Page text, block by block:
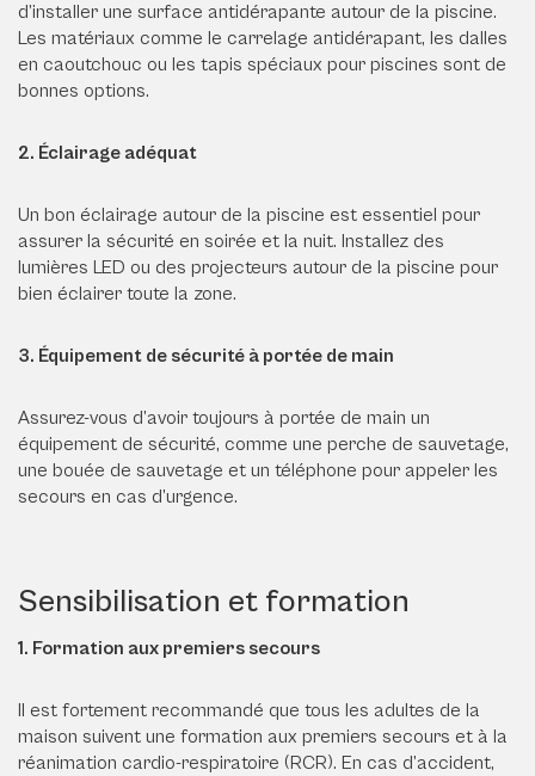
d’installer une surface antidérapante autour de la piscine.
Les matériaux comme le carrelage antidérapant, les dalles
en caoutchouc ou les tapis spéciaux pour piscines sont de
bonnes options.
2. Éclairage adéquat
Un bon éclairage autour de la piscine est essentiel pour
assurer la sécurité en soirée et la nuit. Installez des
lumières LED ou des projecteurs autour de la piscine pour
bien éclairer toute la zone.
3. Équipement de sécurité à portée de main
Assurez-vous d’avoir toujours à portée de main un
équipement de sécurité, comme une perche de sauvetage,
une bouée de sauvetage et un téléphone pour appeler les
secours en cas d’urgence.
Sensibilisation et formation
1. Formation aux premiers secours
Il est fortement recommandé que tous les adultes de la
maison suivent une formation aux premiers secours et à la
réanimation cardio-respiratoire (RCR). En cas d’accident,